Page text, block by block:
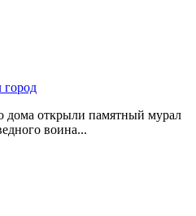
город
дома открыли памятный мурал
воина...